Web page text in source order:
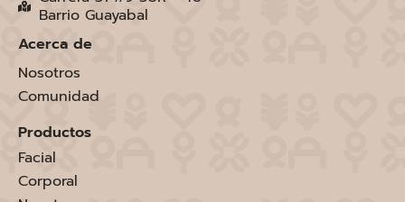
Barrio Guayabal
Acerca de
Nosotros
Comunidad
Productos
Facial
Corporal